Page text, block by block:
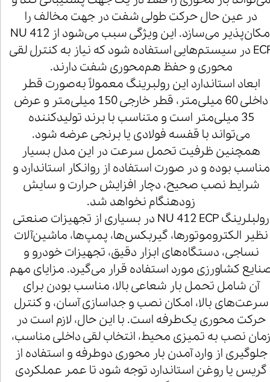
در عین حال حرکت طولی شفت در جهت مخالف را
امکان‌پذیر می‌سازد. این ویژگی سبب می‌شود از NU 412
ECP در سیستم‌هایی استفاده شود که نیاز به کنترل لقی
محوری و حفظ هم‌محوری شفت دارند.
ابعاد استاندارد این رولبرینگ معمولاً به‌صورت قطر
داخلی 60 میلی‌متر، قطر خارجی 150 میلی‌متر و عرض
35 میلی‌متر است و متناسب با برند تولیدکننده
می‌تواند با قفسه فولادی یا برنجی عرضه شود.
همچنین ظرفیت تحمل سرعت در این مدل بسیار
مناسب بوده و در صورت استفاده از روانکار استاندارد و
شرایط نصب صحیح، دچار افزایش حرارت و سایش
زودهنگام نخواهد شد.
رولبلرینگ NU 412 ECP در بسیاری از تجهیزات صنعتی
نظیر الکتروموتورها، گیربکس‌ها، پمپ‌ها، ماشین‌آلات
نساجی، دستگاه‌های ابزار دقیق، تجهیزات خودرو و
کشاورزی مورد استفاده قرار می‌گیرد. مزایای مهم
آن شامل تحمل بار شعاعی بالا، مناسب بودن برای
سرعت‌های بالا، امکان نصب و جداسازی آسان، و کنترل
حرکت محوری یک‌طرفه است. با این حال، لازم است در
زمان نصب به تمیزی محیط، انتخاب لقی داخلی مناسب،
جلوگیری از وارد آمدن بار محوری دوطرفه و استفاده از
گریس یا روغن استاندارد توجه شود تا عمر عملکردی